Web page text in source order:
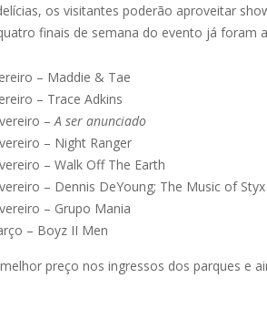
os visitantes poderão aproveitar
finais de semana do evento já foram
– Maddie & Tae
– Trace Adkins
– A ser anunciado
– Night Ranger
– Walk Off The Earth
– Dennis DeYoung; The Music of Styx
– Grupo Mania
– Boyz II Men
preço nos ingressos dos parques e